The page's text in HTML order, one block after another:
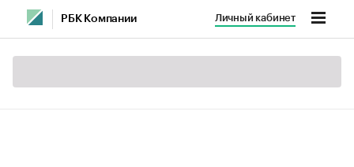
РБК Компании Личный кабинет